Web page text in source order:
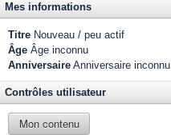
Mes informations
Titre Nouveau / peu actif
Âge Âge inconnu
Anniversaire Anniversaire inconnu
Contrôles utilisateur
Mon contenu